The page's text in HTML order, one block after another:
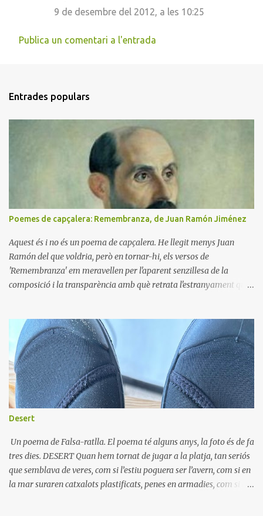
9 de desembre del 2012, a les 10:25
Publica un comentari a l'entrada
Entrades populars
Poemes de capçalera: Remembranza, de Juan Ramón Jiménez
Aquest és i no és un poema de capçalera. He llegit menys Juan
Ramón del que voldria, però en tornar-hi, els versos de
'Remembranza' em meravellen per l'aparent senzillesa de la
composició i la transparència amb què retrata l'estranyament que
terriblement decebedora. Remembranzas A Manuel Reina.
Recuerdo que cuando niño me parecía mi pueblo una blanca
maravilla, un mundo mágico, inmenso; las casas eran palacios y
catedrales los templos; y por las verdes campiñas iba yo siempre
contento, inundado de ventura al mirar el limpio cielo, celeste como
mi alma, como mi alma sereno, creyendo que el horizonte era de
la tierra el término. No veía en su ignorancia mi inocente
pueblo; ¡qué blanco, qué blanco todo!, ¡todo qué grande, qué bello!
Recuerdo también que un día en que r...
Desert
Un poema de Falsa-ratlla. El poema té alguns anys, la foto és de fa
tres dies. DESERT Quan hem tornat de jugar a la platja, tan seriós
que semblava de veres, com si l’estiu poguera ser l’avern, com si en
la mar suraren catxalots plastificats, penes en armadies, com si el